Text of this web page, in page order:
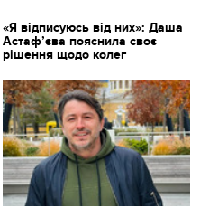
«Я відписуюсь від них»: Даша
Астаф’єва пояснила своє
рішення щодо колег